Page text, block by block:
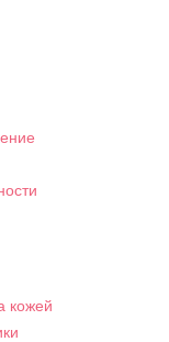
кожей